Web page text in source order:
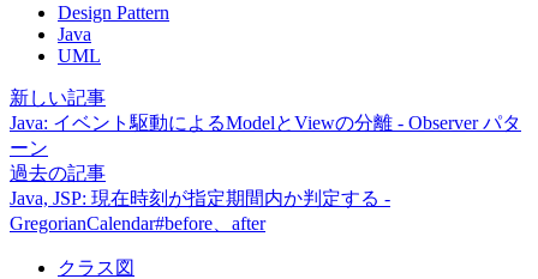
Design Pattern
Java
UML
新しい記事
Java: イベント駆動によるModelとViewの分離 - Observer パタ
ーン
過去の記事
Java, JSP: 現在時刻が指定期間内か判定する -
GregorianCalendar#before、after
クラス図